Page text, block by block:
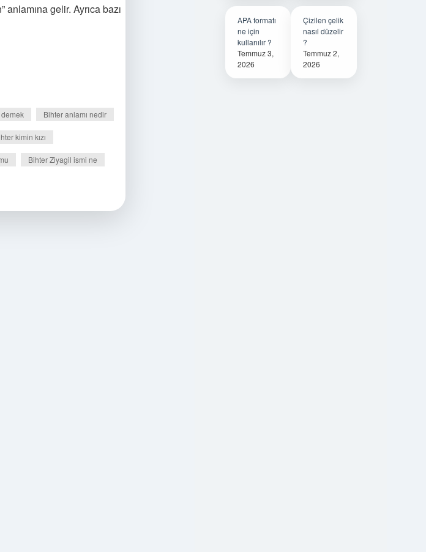
gelir. Ayrıca bazı
Bihter anlamı nedir
kimin kızı
Bihter Ziyagil ismi ne
APA formatı
ne için
kullanılır ?
Temmuz 3,
2026
Çizilen çelik
nasıl düzelir
?
Temmuz 2,
2026